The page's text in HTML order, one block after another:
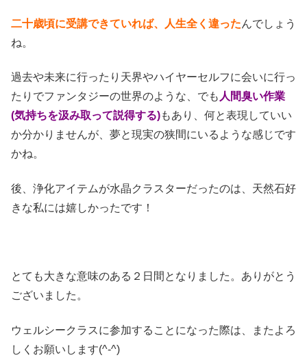
二十歳頃に受講できていれば、人生全く違ったんでしょう
ね。
過去や未来に行ったり天界やハイヤーセルフに会いに行っ
たりでファンタジーの世界のような、でも 人間臭い作業
(気持ちを汲み取って説得する)もあり、何と表現していい
か分かりませんが、夢と現実の狭間にいるような感じです
かね。
後、浄化アイテムが水晶クラスターだったのは、天然石好
きな私には嬉しかったです！
とても大きな意味のある２日間となりました。ありがとう
ございました。
ウェルシークラスに参加することになった際は、またよろ
しくお願いします(^-^)